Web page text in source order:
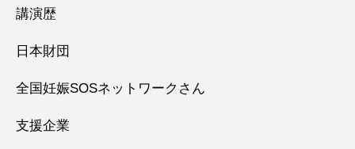
講演歴
日本財団
全国妊娠SOSネットワークさん
支援企業